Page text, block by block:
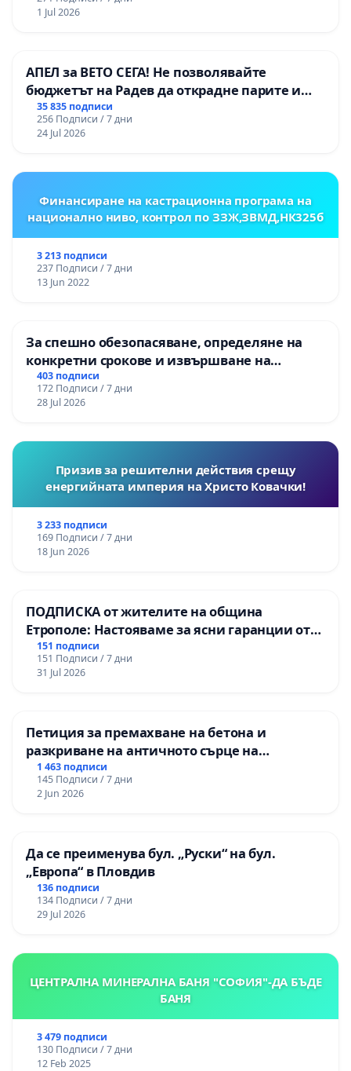
1 Jul 2026
АПЕЛ за ВЕТО СЕГА! Не позволявайте
бюджетът на Радев да открадне парите и
правата ни в тъмното
35 835 подписи
256 Подписи / 7 дни
24 Jul 2026
Финансиране на кастрационна програма на
национално ниво, контрол по ЗЗЖ,ЗВМД,НК325б
3 213 подписи
237 Подписи / 7 дни
13 Jun 2022
За спешно обезопасяване, определяне на
конкретни срокове и извършване на
цялостна рехабилитация на
републиканския път между пътен възел АМ
„Тракия“ - гр. Ихтиман - с. Мирово - к.к.
403 подписи
172 Подписи / 7 дни
28 Jul 2026
Призив за решителни действия срещу
енергийната империя на Христо Ковачки!
3 233 подписи
169 Подписи / 7 дни
18 Jun 2026
ПОДПИСКА от жителите на община
Етрополе: Настояваме за ясни гаранции от
“Елаците-МЕД” АД и от държавата, че ще се
изпълнят всички екологични норми!
151 подписи
151 Подписи / 7 дни
31 Jul 2026
Петиция за премахване на бетона и
разкриване на античното сърце на
Могиланската могила във Враца
1 463 подписи
145 Подписи / 7 дни
2 Jun 2026
Да се преименува бул. „Руски“ на бул.
„Европа“ в Пловдив
136 подписи
134 Подписи / 7 дни
29 Jul 2026
ЦЕНТРАЛНА МИНЕРАЛНА БАНЯ "СОФИЯ"-ДА БЪДЕ
БАНЯ
3 479 подписи
130 Подписи / 7 дни
12 Feb 2025